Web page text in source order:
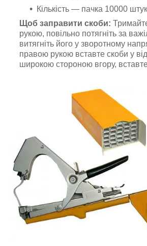
Кількість — пачка 10000 штук
Щоб заправити скоби:
рукою, повільно потягніть за
витягніть його у зворотному
правою рукою вставте скоби у
широкою стороною вгору,